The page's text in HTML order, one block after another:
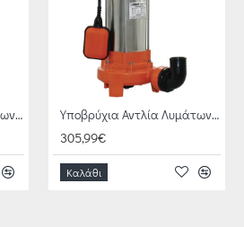
Υποβρύχια Αντλία Λυμάτων INOX με κοπτήρα KRAFT 63560 Υποβρύχια Αντλία Λυμάτων INOX με κοπτήρα KRAFT 63561
305,99€
Καλάθι